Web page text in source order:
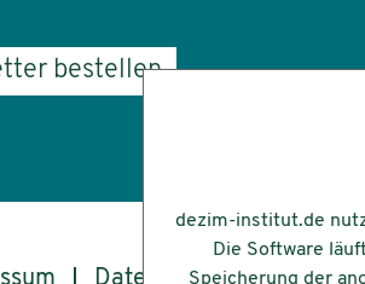
bestellen
dezim-institut.de
Die Software
Speicherung der